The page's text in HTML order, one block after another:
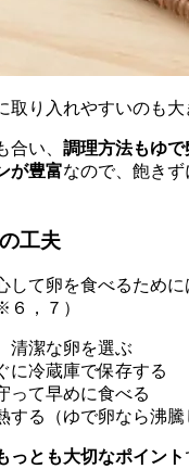
取り入れやすいのも大
合い、 調理方法もゆ
が豊富なので、飽き
工夫
して卵を食べるため
，７）
清潔な卵を選ぶ
に冷蔵庫で保存する
って早めに食べる
する（ゆで卵なら沸騰
っとも大切なポイント